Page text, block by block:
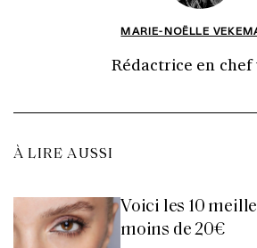
MARIE-NOËLLE
Rédactrice en chef
À LIRE AUSSI
Voici les 10
moins de 20€